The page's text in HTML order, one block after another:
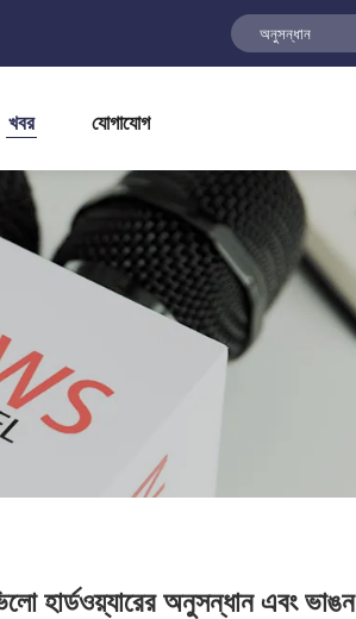
খবর যোগাযোগ
হার্ডওয়্যারের অনুসন্ধান এবং ভাঙন